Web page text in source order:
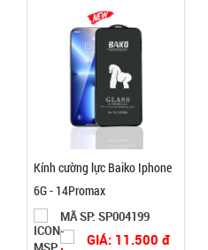
Kính cường lực Baiko Iphone
6G - 14Promax
MÃ SP: SP004199
GIÁ: 11.500 đ